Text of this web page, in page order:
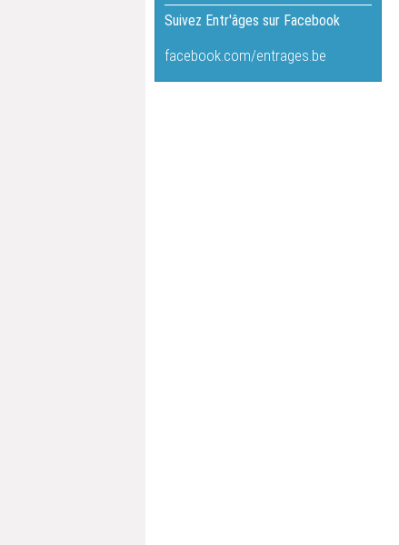
Suivez Entr'âges sur Facebook
facebook.com/entrages.be